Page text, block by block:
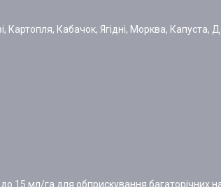
Кабачок, Ягідні, Морква, Капуста,
15 мл/га для обприскування багаторічних